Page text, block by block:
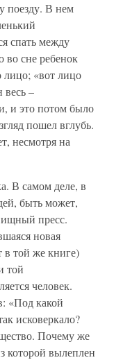
поезду. В нем
спать между
во сне ребенок
лицо; «вот лицо
–
и это потом было
пошел вглубь.
несмотря на
В самом деле, в
быть может,
пресс.
новая
в той же книге)
той
человек.
«Под какой
исковеркало?
Почему же
которой вылеплен